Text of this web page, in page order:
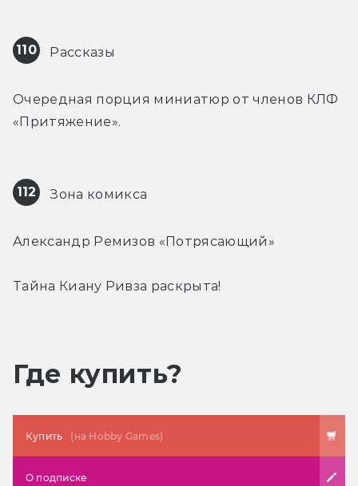
110 Рассказы
Очередная порция миниатюр от членов КЛФ
«Притяжение».
112 Зона комикса
Александр Ремизов «Потрясающий»
Тайна Киану Ривза раскрыта!
Где купить?
Купить (на Hobby Games)
О подписке